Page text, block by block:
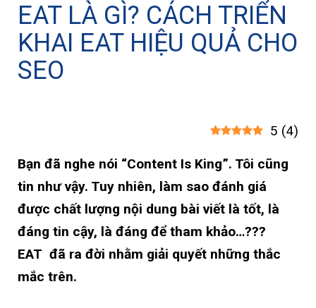
EAT LÀ GÌ? CÁCH TRIỂN
KHAI EAT HIỆU QUẢ CHO
SEO
5 (4)
Bạn đã nghe nói “Content Is King”. Tôi cũng
tin như vậy. Tuy nhiên, làm sao đánh giá
được chất lượng nội dung bài viết là tốt, là
đáng tin cậy, là đáng để tham khảo…???
EAT đã ra đời nhằm giải quyết những thắc
mắc trên.